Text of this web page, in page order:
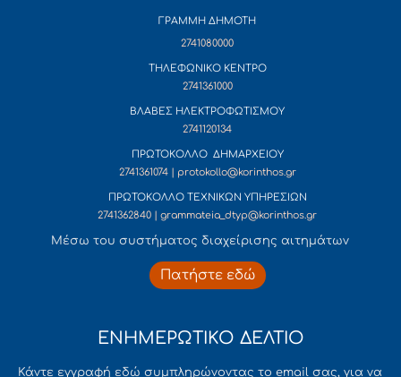
ΓΡΑΜΜΗ ΔΗΜΟΤΗ
2741080000
ΤΗΛΕΦΩΝΙΚΟ ΚΕΝΤΡΟ
2741361000
ΒΛΑΒΕΣ ΗΛΕΚΤΡΟΦΩΤΙΣΜΟΥ
2741120134
ΠΡΩΤΟΚΟΛΛΟ ΔΗΜΑΡΧΕΙΟΥ
2741361074 | protokollo@korinthos.gr
ΠΡΩΤΟΚΟΛΛΟ ΤΕΧΝΙΚΩΝ ΥΠΗΡΕΣΙΩΝ
2741362840 | grammateia_dtyp@korinthos.gr
Mέσω του συστήματος διαχείρισης αιτημάτων
Πατήστε εδώ
ΕΝΗΜΕΡΩΤΙΚΟ ΔΕΛΤΙΟ
Κάντε εγγραφή εδώ συμπληρώνοντας το email σας, για να